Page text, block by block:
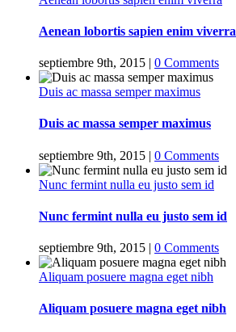
Aenean lobortis sapien enim viverra
septiembre 9th, 2015 | 0 Comments
Duis ac massa semper maximus
Duis ac massa semper maximus
septiembre 9th, 2015 | 0 Comments
Nunc fermint nulla eu justo sem id
Nunc fermint nulla eu justo sem id
septiembre 9th, 2015 | 0 Comments
Aliquam posuere magna eget nibh
Aliquam posuere magna eget nibh